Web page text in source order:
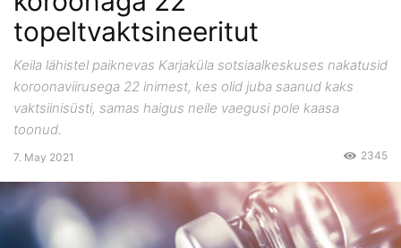
topeltvaktsineeritut
Keila lähistel paiknevas Karjaküla sotsiaalkeskuses nakatusid
koroonaviirusega 22 inimest, kes olid juba saanud kaks
vaktsiinisüsti, samas haigus neile vaegusi pole kaasa
toonud.
7. May 2021 2345